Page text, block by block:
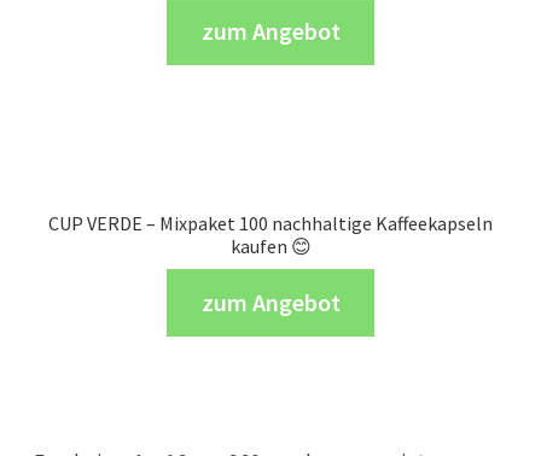
zum Angebot
CUP VERDE – Mixpaket 100 nachhaltige Kaffeekapseln
kaufen 😊
zum Angebot